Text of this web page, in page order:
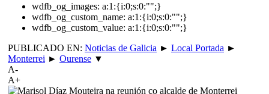
wdfb_og_images: a:1:{i:0;s:0:"";}
wdfb_og_custom_name: a:1:{i:0;s:0:"";}
wdfb_og_custom_value: a:1:{i:0;s:0:"";}
PUBLICADO EN: Noticias de Galicia ► Local Portada ►
Monterrei ► Ourense ▼
A-
A+